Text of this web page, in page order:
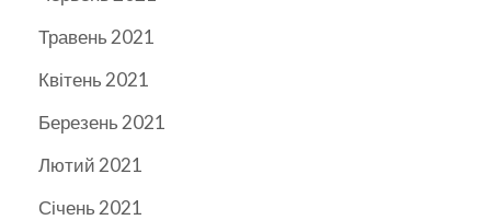
Травень 2021
Квітень 2021
Березень 2021
Лютий 2021
Січень 2021